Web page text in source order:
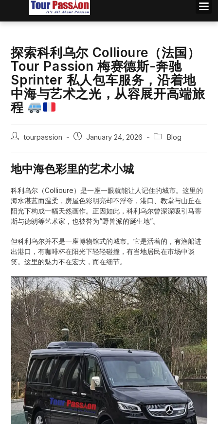
探索科利乌尔 Collioure（法国）
Tour Passion 梅赛德斯-奔驰
Sprinter 私人包车服务，沿着地
中海与艺术之光，从容展开高端旅
程
tourpassion January 24, 2026 Blog
地中海色彩里的艺术小城
科利乌尔（Collioure）是一座一眼就能让人记住的城市。这里的
海水湛蓝而温柔，房屋色彩明亮却不浮夸，港口、教堂与山丘在
阳光下构成一幅天然画作。正因如此，科利乌尔曾深深吸引马蒂
斯与德朗等艺术家，也被誉为“野兽派的诞生地”。
但科利乌尔并不是一座博物馆式的城市。它是活着的，有渔船进
出港口，有咖啡杯在阳光下轻轻碰撞，有当地居民在市场中谈
笑。这里的魅力不在宏大，而在细节。